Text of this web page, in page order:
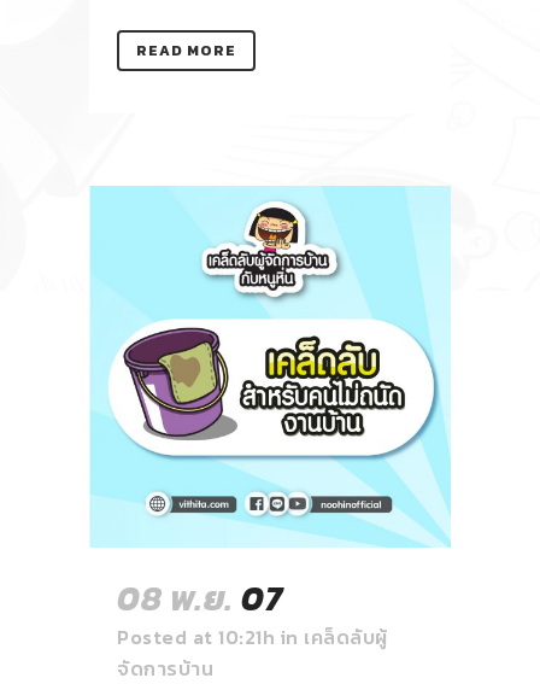
READ MORE
08 พ.ย. 07
Posted at 10:21h in เคล็ดลับผู้
จัดการบ้าน